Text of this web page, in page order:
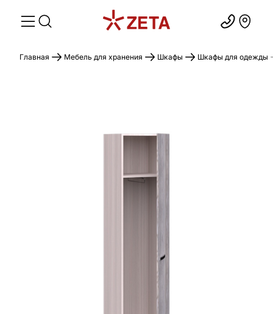
Главная Мебель для хранения Шкафы Шкафы для одежды